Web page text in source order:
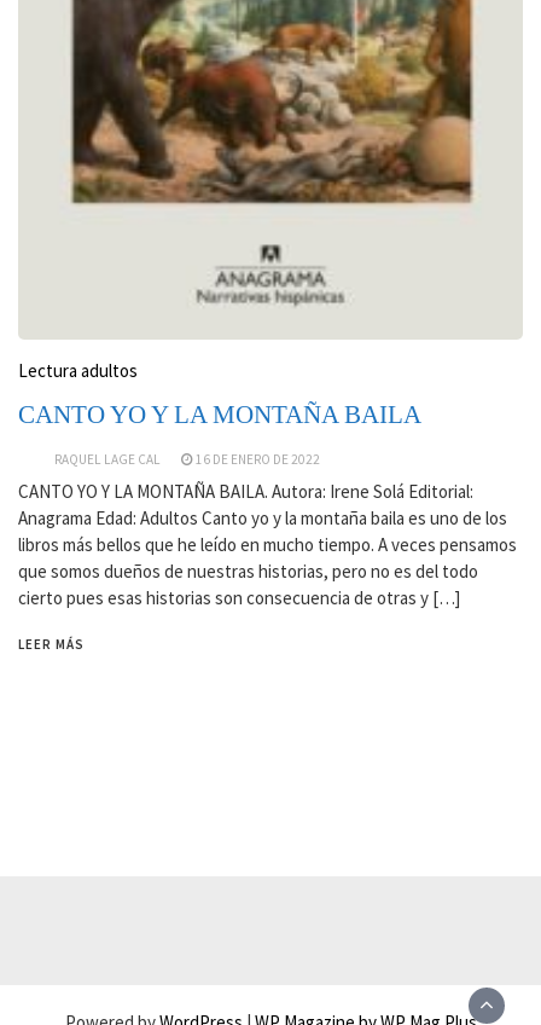
Lectura adultos
CANTO YO Y LA MONTAÑA BAILA
RAQUEL LAGE CAL 16 DE ENERO DE 2022
CANTO YO Y LA MONTAÑA BAILA. Autora: Irene Solá Editorial:
Anagrama Edad: Adultos Canto yo y la montaña baila es uno de los
libros más bellos que he leído en mucho tiempo. A veces pensamos
que somos dueños de nuestras historias, pero no es del todo
cierto pues esas historias son consecuencia de otras y […]
LEER MÁS